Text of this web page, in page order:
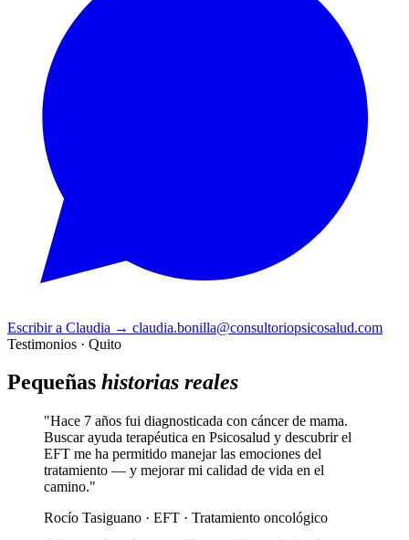
Escribir a Claudia → claudia.bonilla@consultoriopsicosalud.com
Testimonios · Quito
Pequeñas historias reales
"Hace 7 años fui diagnosticada con cáncer de mama.
Buscar ayuda terapéutica en Psicosalud y descubrir el
EFT me ha permitido manejar las emociones del
tratamiento — y mejorar mi calidad de vida en el
camino."
Rocío Tasiguano · EFT · Tratamiento oncológico